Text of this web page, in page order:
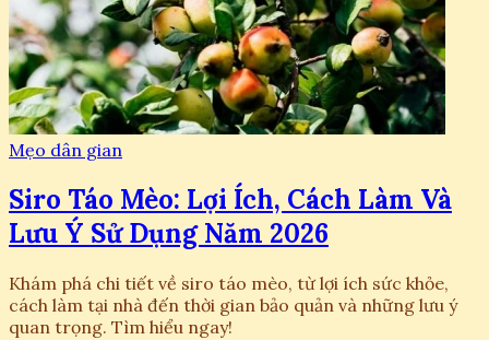
Mẹo dân gian
Siro Táo Mèo: Lợi Ích, Cách Làm Và
Lưu Ý Sử Dụng Năm 2026
Khám phá chi tiết về siro táo mèo, từ lợi ích sức khỏe,
cách làm tại nhà đến thời gian bảo quản và những lưu ý
quan trọng. Tìm hiểu ngay!